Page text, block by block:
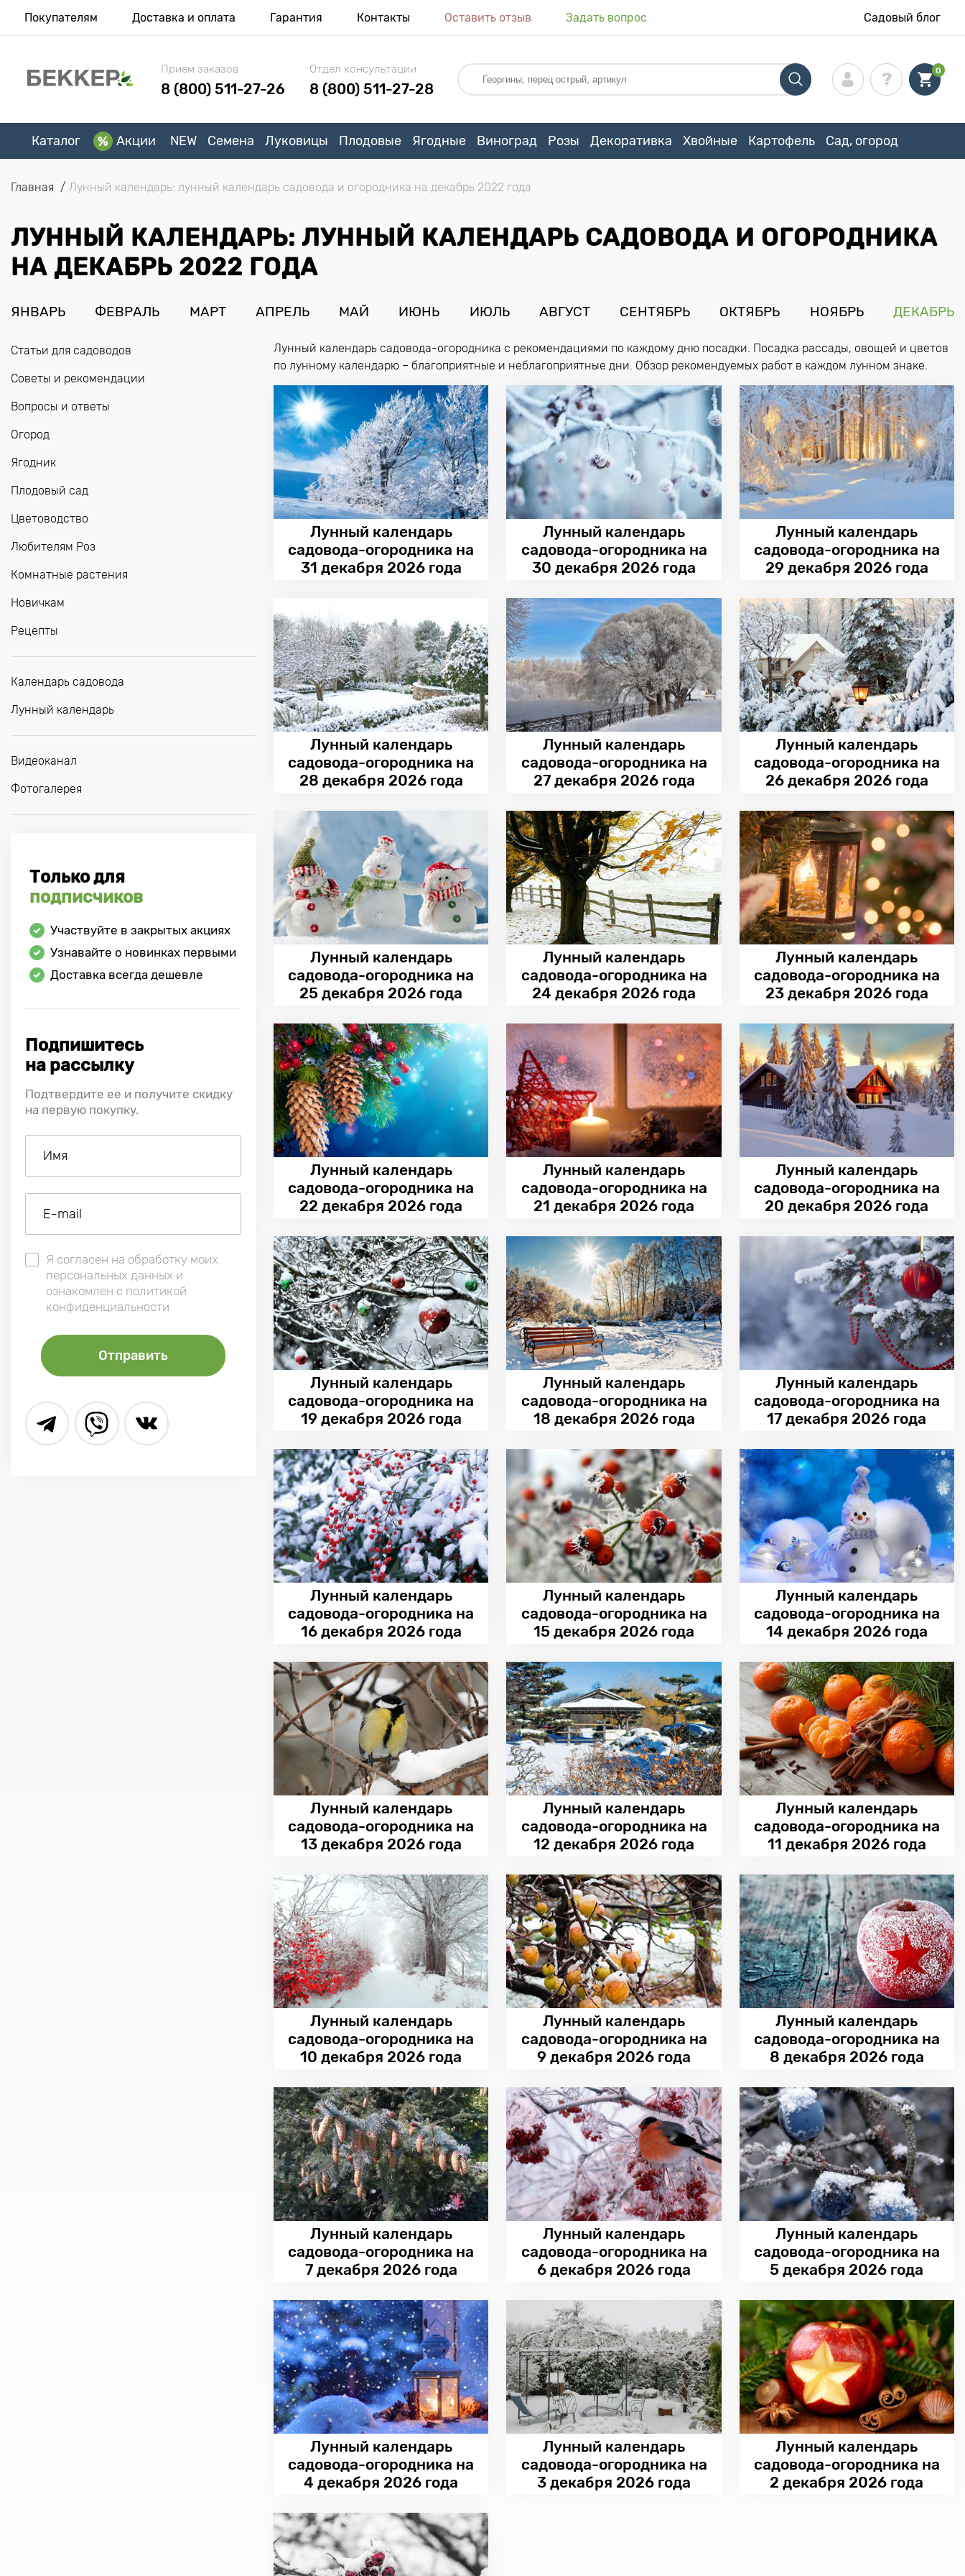
Покупателям Доставка и оплата Гарантия Контакты Оставить отзыв Задать вопрос Садовый блог
Прием заказов
8 (800) 511-27-26
Отдел консультации
8 (800) 511-27-28
0
Каталог Акции NEW Семена Луковицы Плодовые Ягодные Виноград Розы Декоративка Хвойные Картофель Сад, огород
Главная Лунный календарь: лунный календарь садовода и огородника на декабрь 2022 года
ЛУННЫЙ КАЛЕНДАРЬ: ЛУННЫЙ КАЛЕНДАРЬ САДОВОДА И ОГОРОДНИКА
НА ДЕКАБРЬ 2022 ГОДА
ЯНВАРЬ ФЕВРАЛЬ МАРТ АПРЕЛЬ МАЙ ИЮНЬ ИЮЛЬ АВГУСТ СЕНТЯБРЬ ОКТЯБРЬ НОЯБРЬ ДЕКАБРЬ
Статьи для садоводов
Советы и рекомендации
Вопросы и ответы
Огород
Ягодник
Плодовый сад
Цветоводство
Любителям Роз
Комнатные растения
Новичкам
Рецепты
Календарь садовода
Лунный календарь
Видеоканал
Фотогалерея
Только для
подписчиков
Участвуйте в закрытых акциях
Узнавайте о новинках первыми
Доставка всегда дешевле
Подпишитесь
на рассылку
Подтвердите ее и получите скидку
на первую покупку.
Я согласен на обработку моих
персональных данных и
ознакомлен с политикой
конфиденциальности
Лунный календарь садовода-огородника с рекомендациями по каждому дню посадки. Посадка рассады, овощей и цветов
по лунному календарю – благоприятные и неблагоприятные дни. Обзор рекомендуемых работ в каждом лунном знаке.
Лунный календарь
садовода-огородника на
31 декабря 2026 года
Лунный календарь
садовода-огородника на
30 декабря 2026 года
Лунный календарь
садовода-огородника на
29 декабря 2026 года
Лунный календарь
садовода-огородника на
28 декабря 2026 года
Лунный календарь
садовода-огородника на
27 декабря 2026 года
Лунный календарь
садовода-огородника на
26 декабря 2026 года
Лунный календарь
садовода-огородника на
25 декабря 2026 года
Лунный календарь
садовода-огородника на
24 декабря 2026 года
Лунный календарь
садовода-огородника на
23 декабря 2026 года
Лунный календарь
садовода-огородника на
22 декабря 2026 года
Лунный календарь
садовода-огородника на
21 декабря 2026 года
Лунный календарь
садовода-огородника на
20 декабря 2026 года
Лунный календарь
садовода-огородника на
19 декабря 2026 года
Лунный календарь
садовода-огородника на
18 декабря 2026 года
Лунный календарь
садовода-огородника на
17 декабря 2026 года
Лунный календарь
садовода-огородника на
16 декабря 2026 года
Лунный календарь
садовода-огородника на
15 декабря 2026 года
Лунный календарь
садовода-огородника на
14 декабря 2026 года
Лунный календарь
садовода-огородника на
13 декабря 2026 года
Лунный календарь
садовода-огородника на
12 декабря 2026 года
Лунный календарь
садовода-огородника на
11 декабря 2026 года
Лунный календарь
садовода-огородника на
10 декабря 2026 года
Лунный календарь
садовода-огородника на
9 декабря 2026 года
Лунный календарь
садовода-огородника на
8 декабря 2026 года
Лунный календарь
садовода-огородника на
7 декабря 2026 года
Лунный календарь
садовода-огородника на
6 декабря 2026 года
Лунный календарь
садовода-огородника на
5 декабря 2026 года
Лунный календарь
садовода-огородника на
4 декабря 2026 года
Лунный календарь
садовода-огородника на
3 декабря 2026 года
Лунный календарь
садовода-огородника на
2 декабря 2026 года